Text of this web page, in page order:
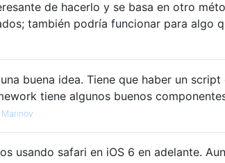
de hacerlo y se basa en otro
también podría funcionar para algo
buena idea. Tiene que haber un
tiene algunos buenos
usando safari en iOS 6 en adelante.